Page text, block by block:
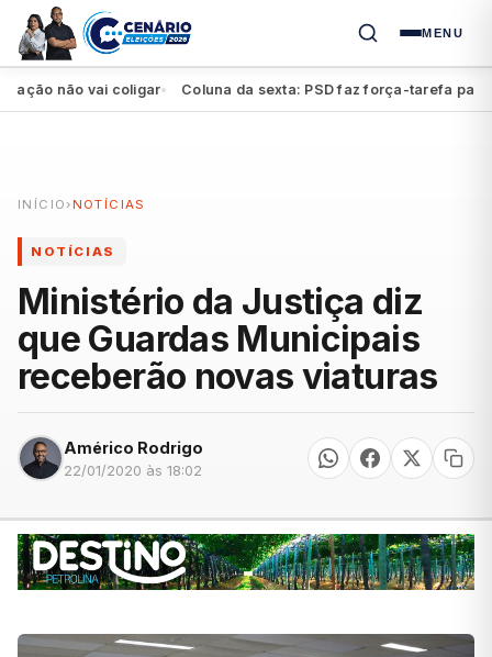
MENU
não vai coligar● Coluna da sexta: PSD faz força-tarefa para
INÍCIO › NOTÍCIAS
NOTÍCIAS
Ministério da Justiça diz
que Guardas Municipais
receberão novas viaturas
Américo Rodrigo
22/01/2020 às 18:02